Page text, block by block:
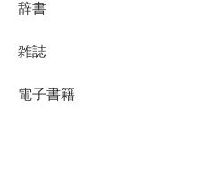
辞書
雑誌
電子書籍